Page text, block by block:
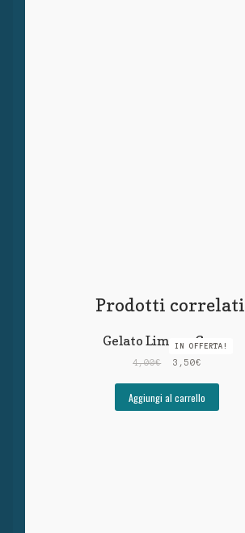
Prodotti correlati
Gelato Limone Grom
IN OFFERTA!
4,00€ 3,50€
Aggiungi al carrello